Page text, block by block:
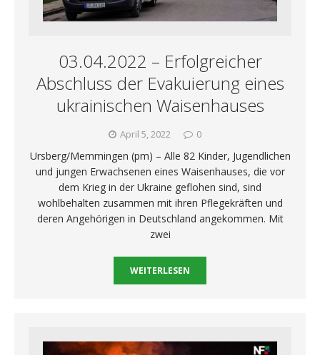
03.04.2022 – Erfolgreicher
Abschluss der Evakuierung eines
ukrainischen Waisenhauses
April 5, 2022 0
Ursberg/Memmingen (pm) – Alle 82 Kinder, Jugendlichen
und jungen Erwachsenen eines Waisenhauses, die vor
dem Krieg in der Ukraine geflohen sind, sind
wohlbehalten zusammen mit ihren Pflegekräften und
deren Angehörigen in Deutschland angekommen. Mit
zwei
WEITERLESEN